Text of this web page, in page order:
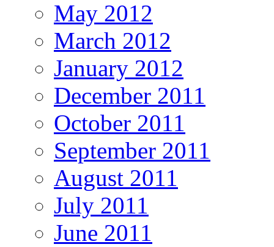
May 2012
March 2012
January 2012
December 2011
October 2011
September 2011
August 2011
July 2011
June 2011